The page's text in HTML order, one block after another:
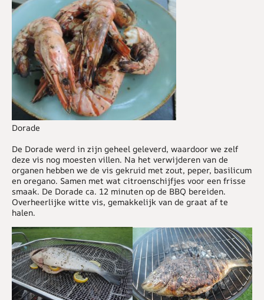
Dorade
De Dorade werd in zijn geheel geleverd, waardoor we zelf
deze vis nog moesten villen. Na het verwijderen van de
organen hebben we de vis gekruid met zout, peper, basilicum
en oregano. Samen met wat citroenschijfjes voor een frisse
smaak. De Dorade ca. 12 minuten op de BBQ bereiden.
Overheerlijke witte vis, gemakkelijk van de graat af te
halen.